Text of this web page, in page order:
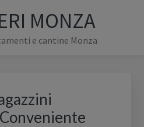
MONZA
e cantine Monza